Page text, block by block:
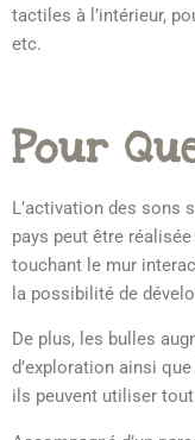
tactiles à l’intérieur,
etc.
Pour
L’activation des sons
pays peut être
touchant le mur
la possibilité de
De plus, les bulles
d’exploration ainsi
ils peuvent utiliser